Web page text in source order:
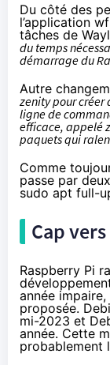
Du côté des
l’application
tâches de
du temps
démarrage du
Autre
zenity pour créer
ligne de
efficace, appelé
paquets qui
Comme
passe par
sudo apt full-
Cap
Raspberry Pi
année
proposée.
mi-2023 et
année. Cette
probablement